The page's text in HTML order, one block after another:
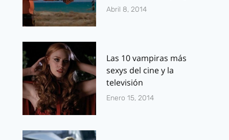
Abril 8, 2014
Las 10 vampiras más
sexys del cine y la
televisión
Enero 15, 2014